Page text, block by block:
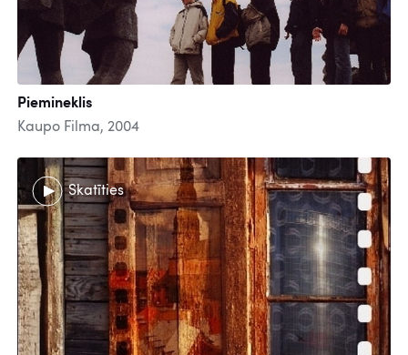
Piemineklis
Kaupo Filma, 2004
Skatīties